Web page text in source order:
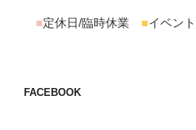
■定休日/臨時休業 ■イベント
FACEBOOK